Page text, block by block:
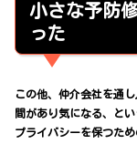
小さな予防
った
この他、仲介会社を通
間があり気になる、と
プライバシーを保つた